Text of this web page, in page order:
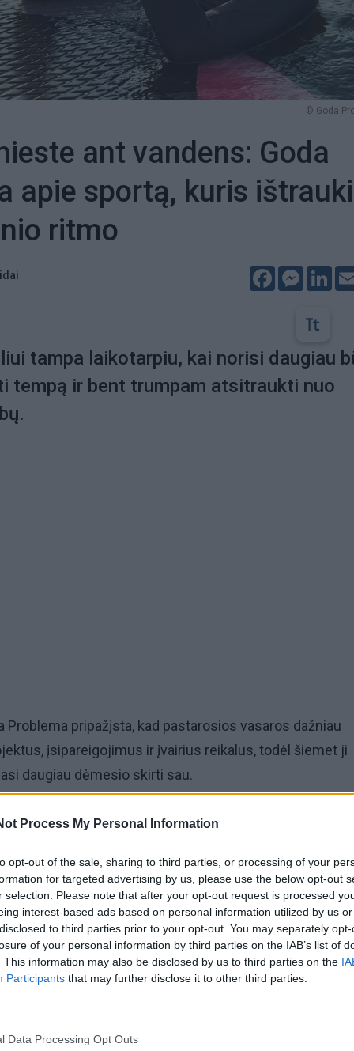
Process My Personal Information
opt-out of the sale, sharing to third parties, or processing of your
for targeted advertising by us, please use the below opt-out
selection. Please note that after your opt-out request is processed
interest-based ads based on personal information utilized by us
to third parties prior to your opt-out. You may separately
of your personal information by third parties on the IAB’s list of
This information may also be disclosed by us to third parties on the
Participants that may further disclose it to other third parties.
Data Processing Opt Outs
© Goda
ant vandens: Goda
apie sportą, kuris
ritmo
Facebook
tampa laikotarpiu, kai norisi daugiau
tempą ir bent trumpam atsitraukti nuo
Problema pripažįsta, kad pastarosios vasaros dažniau
įsipareigojimus ir įvairius reikalus, todėl šiemet ji
daugiau dėmesio skirti sau.
tokių atradimų tapo vandenlenčių sportas (angl. wake
užsiėmimu ir paskatino daugiau dėmesio skirti ne
bet ir savo savijautai.
čia svarbų vaidmenį atlieka ir technologijos,
kūno ritmą bei poilsio kokybę.